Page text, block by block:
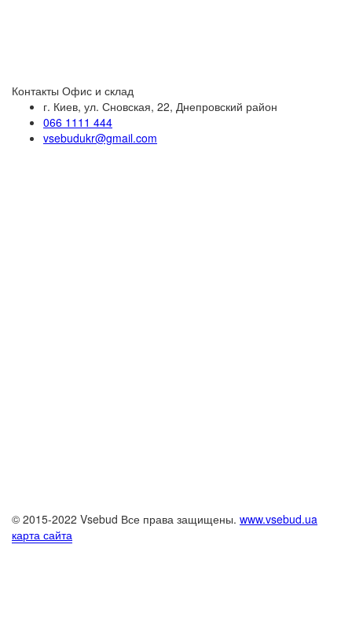
Контакты Офис и склад
г. Киев, ул. Сновская, 22, Днепровский район
066 1111 444
vsebudukr@gmail.com
© 2015-2022 Vsebud Все права защищены. www.vsebud.ua
карта сайта